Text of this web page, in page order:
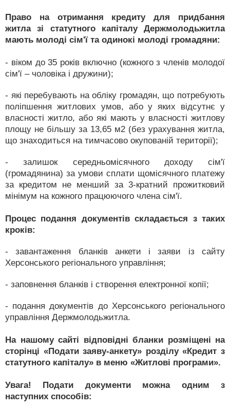
Право на отримання кредиту для придбання
житла зі статутного капіталу Держмолодьжитла
мають молоді сім'ї та одинокі молоді громадяни:
- віком до 35 років включно (кожного з членів молодої
сім'ї – чоловіка і дружини);
- які перебувають на обліку громадян, що потребують
поліпшення житлових умов, або у яких відсутнє у
власності житло, або які мають у власності житлову
площу не більшу за 13,65 м2 (без урахування житла,
що знаходиться на тимчасово окупованій території);
- залишок середньомісячного доходу сім'ї
(громадянина) за умови сплати щомісячного платежу
за кредитом не менший за 3-кратний прожитковий
мінімум на кожного працюючого члена сім'ї.
Процес подання документів складається з таких
кроків:
- завантаження бланків анкети і заяви із сайту
Херсонського регіонального управління;
- заповнення бланків і створення електронної копії;
- подання документів до Херсонського регіонального
управління Держмолодьжитла.
На нашому сайті відповідні бланки розміщені на
сторінці «Подати заяву-анкету» розділу «Кредит з
статутного капіталу» в меню «Житлові програми».
Увага! Подати документи можна одним з
наступних способів: